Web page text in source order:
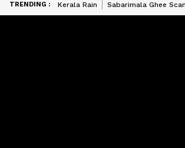
TRENDING : Kerala Rain Sabarimala Ghee